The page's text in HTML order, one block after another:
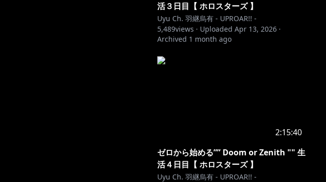
活３日目【 ホロスターズ 】
Uyu Ch. 羽継烏有 - UPROAR!! -
5,489views · Uploaded Apr 13, 2026 ·
Archived 1 month ago
2:15:40
ゼロから始める”” Doom or Zenith "" 生
活４日目【 ホロスターズ 】
Uyu Ch. 羽継烏有 - UPROAR!! -